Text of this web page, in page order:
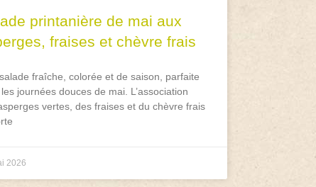
printanière de mai aux
fraises et chèvre frais
fraîche, colorée et de saison, parfaite
journées douces de mai. L’association
vertes, des fraises et du chèvre frais
2026